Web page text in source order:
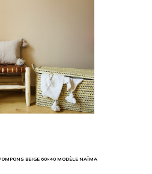
BEIGE 60×40 MODÈLE NAÏMA